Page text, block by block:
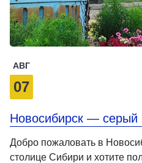
АВГ
07
Новосибирск — серый
Добро пожаловать в
столице Сибири и хотите